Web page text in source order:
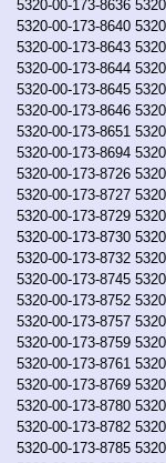
5320-00-173-8636
5320-00-173-8640
5320-00-173-8643
5320-00-173-8644
5320-00-173-8645
5320-00-173-8646
5320-00-173-8651
5320-00-173-8694
5320-00-173-8726
5320-00-173-8727
5320-00-173-8729
5320-00-173-8730
5320-00-173-8732
5320-00-173-8745
5320-00-173-8752
5320-00-173-8757
5320-00-173-8759
5320-00-173-8761
5320-00-173-8769
5320-00-173-8780
5320-00-173-8782
5320-00-173-8785